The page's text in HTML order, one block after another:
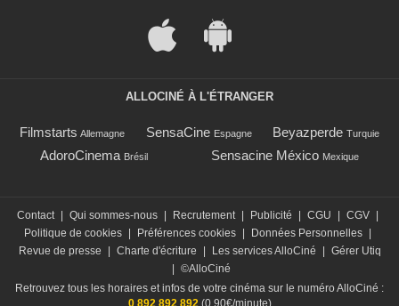
ALLOCINÉ À L'ÉTRANGER
Filmstarts Allemagne SensaCine Espagne Beyazperde Turquie
AdoroCinema Brésil Sensacine México Mexique
Contact Qui sommes-nous Recrutement Publicité CGU CGV
Politique de cookies
Préférences cookies Données Personnelles
Revue de presse
Charte d'écriture Les services AlloCiné
Gérer Utiq
©AlloCiné
Retrouvez tous les horaires et infos de votre cinéma sur le numéro AlloCiné :